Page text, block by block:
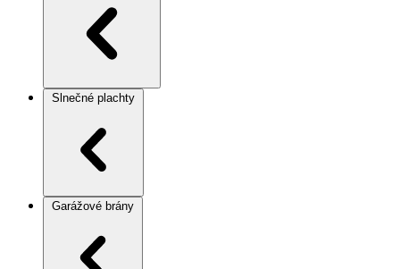
Slnečné plachty
Garážové brány